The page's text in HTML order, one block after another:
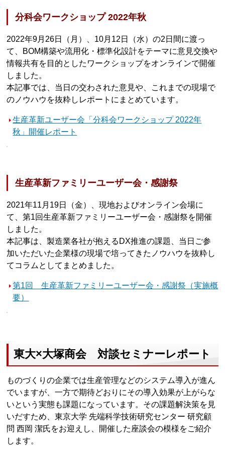
分科会ワークショップ 2022年秋
2022年9月26日（月）、10月12日（水）の2日間に渡っ
て、BOM構築や流用化・標準化設計をテーマに意見交換や
情報共有を目的としたワークショップをオンラインで開催
しました。
本記事では、当日の交わされた意見や、これまでの現場で
のノウハウを抜粋しレポートにまとめています。
生産革新ユーザー会「分科会ワークショップ 2022年
秋」開催レポート
生産革新ファミリーユーザー会・感謝祭
2021年11月19日（金）、現地およびオンライン会場に
て、第1回生産革新ファミリーユーザー会・感謝祭を開催
しました。
本記事は、製造業各社が抱えるDX推進の課題、当日ご参
加いただいた企業様の現場で培ってきたノウハウを抜粋し
てコラムとしてまとめました。
第1回 生産革新ファミリーユーザー会・感謝祭（実施概
要）
東大×大塚商会 対談セミナーレポート
ものづくりの企業では生産管理などのシステム導入が進ん
でいますが、一方で期待どおりにその導入効果が上がらな
いという実態も課題になっています。その課題解決策を見
いだすため、東京大学 先端科学技術研究センター 研究顧
問 西岡 潔氏をお迎えし、開催した座談会の模様をご紹介
します。